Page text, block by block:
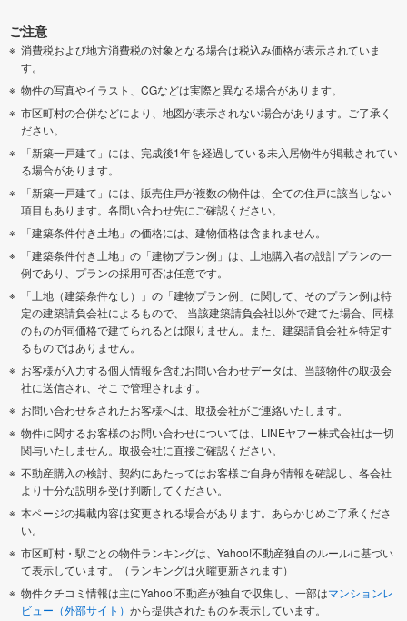
ご注意
消費税および地方消費税の対象となる場合は税込み価格が表示されていま
す。
物件の写真やイラスト、CGなどは実際と異なる場合があります。
市区町村の合併などにより、地図が表示されない場合があります。ご了承く
ださい。
「新築一戸建て」には、完成後1年を経過している未入居物件が掲載されてい
る場合があります。
「新築一戸建て」には、販売住戸が複数の物件は、全ての住戸に該当しない
項目もあります。各問い合わせ先にご確認ください。
「建築条件付き土地」の価格には、建物価格は含まれません。
「建築条件付き土地」の「建物プラン例」は、土地購入者の設計プランの一
例であり、プランの採用可否は任意です。
「土地（建築条件なし）」の「建物プラン例」に関して、そのプラン例は特
定の建築請負会社によるもので、 当該建築請負会社以外で建てた場合、同様
のものが同価格で建てられるとは限りません。また、建築請負会社を特定す
るものではありません。
お客様が入力する個人情報を含むお問い合わせデータは、当該物件の取扱会
社に送信され、そこで管理されます。
お問い合わせをされたお客様へは、取扱会社がご連絡いたします。
物件に関するお客様のお問い合わせについては、LINEヤフー株式会社は一切
関与いたしません。取扱会社に直接ご確認ください。
不動産購入の検討、契約にあたってはお客様ご自身が情報を確認し、各会社
より十分な説明を受け判断してください。
本ページの掲載内容は変更される場合があります。あらかじめご了承くださ
い。
市区町村・駅ごとの物件ランキングは、Yahoo!不動産独自のルールに基づい
て表示しています。（ランキングは火曜更新されます）
物件クチコミ情報は主にYahoo!不動産が独自で収集し、一部はマンションレ
ビュー（外部サイト） から提供されたものを表示しています。